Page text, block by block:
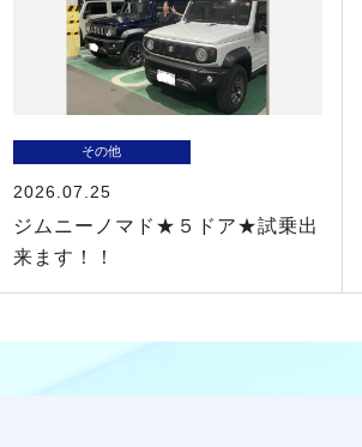
その他
2026.07.25
ジムニーノマド★５ドア★試乗出
来ます！！